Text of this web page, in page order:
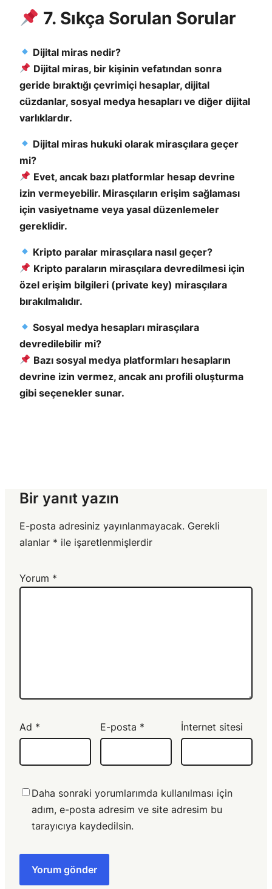
7. Sıkça Sorulan Sorular
Dijital miras nedir?
Dijital miras, bir kişinin vefatından sonra
geride bıraktığı çevrimiçi hesaplar, dijital
cüzdanlar, sosyal medya hesapları ve diğer dijital
varlıklardır.
Dijital miras hukuki olarak mirasçılara geçer
mi?
Evet, ancak bazı platformlar hesap devrine
izin vermeyebilir. Mirasçıların erişim sağlaması
için vasiyetname veya yasal düzenlemeler
gereklidir.
Kripto paralar mirasçılara nasıl geçer?
Kripto paraların mirasçılara devredilmesi için
özel erişim bilgileri (private key) mirasçılara
bırakılmalıdır.
Sosyal medya hesapları mirasçılara
devredilebilir mi?
Bazı sosyal medya platformları hesapların
devrine izin vermez, ancak anı profili oluşturma
gibi seçenekler sunar.
Bir yanıt yazın
E-posta adresiniz yayınlanmayacak. Gerekli
alanlar * ile işaretlenmişlerdir
Yorum *
Ad * E-posta * İnternet sitesi
Daha sonraki yorumlarımda kullanılması için
adım, e-posta adresim ve site adresim bu
tarayıcıya kaydedilsin.